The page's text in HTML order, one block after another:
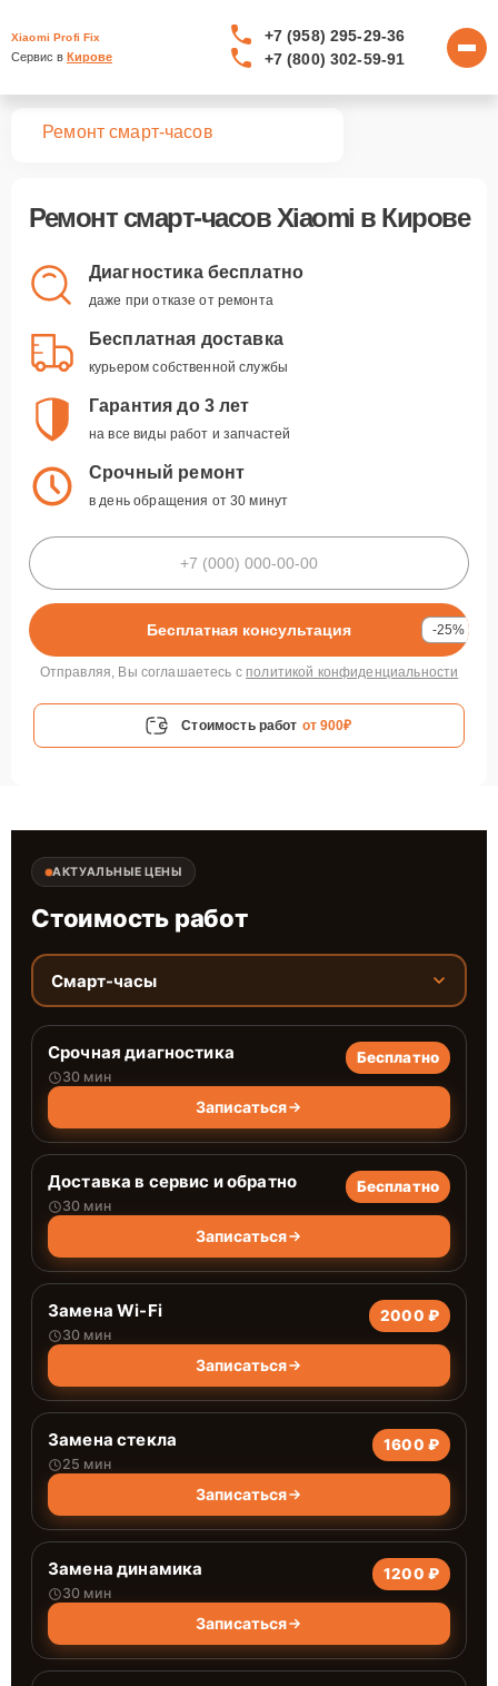
Xiaomi Profi Fix
Сервис в Кирове
+7 (958) 295-29-36
+7 (800) 302-59-91
Ремонт смарт-часов
Ремонт смарт-часов Xiaomi в Кирове
Диагностика бесплатно
даже при отказе от ремонта
Бесплатная доставка
курьером собственной службы
Гарантия до 3 лет
на все виды работ и запчастей
Срочный ремонт
в день обращения от 30 минут
Бесплатная консультация -25%
Отправляя, Вы соглашаетесь с политикой конфиденциальности
Стоимость работ от 900₽
АКТУАЛЬНЫЕ ЦЕНЫ
Стоимость работ
Смарт-часы
Срочная диагностика
30 мин
Бесплатно
Записаться
Доставка в сервис и обратно
30 мин
Бесплатно
Записаться
Замена Wi-Fi
30 мин
2000 ₽
Записаться
Замена стекла
25 мин
1600 ₽
Записаться
Замена динамика
30 мин
1200 ₽
Записаться